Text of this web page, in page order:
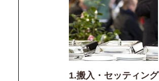
1.搬入・セッティング